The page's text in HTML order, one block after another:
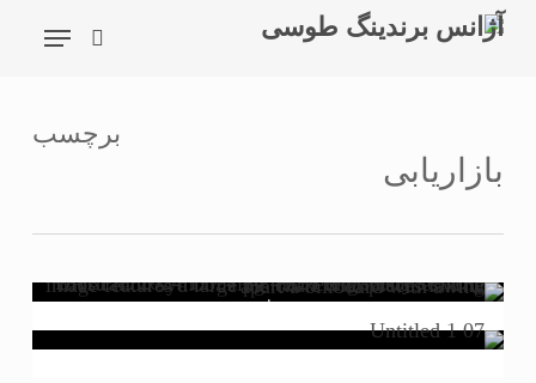
کشیدگی
ردیف
فهرست
برچسب
بازاریابی
توسط Sina